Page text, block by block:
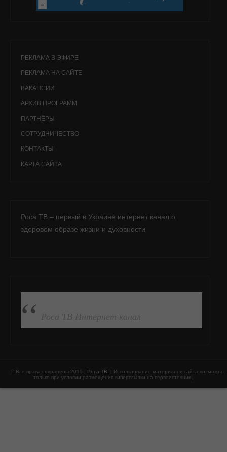
РЕКЛАМА В ЭФИРЕ
РЕКЛАМА НА САЙТЕ
ВАКАНСИИ
АРХИВ ПРОГРАММ
ПАРТНЁРЫ
СОТРУДНИЧЕСТВО
КОНТАКТЫ
КАРТА САЙТА
Роса ТВ – первый в Украине интернет канал о
здоровом образе жизни и духовности
ПОДПИСАТЬСЯ НА FB
Роса ТВ Интернет канал
© Все права сохранены 2015 - Роса ТВ . | Использование материалов сайта возможно
только при условии размещения гиперссылки на первоисточник |